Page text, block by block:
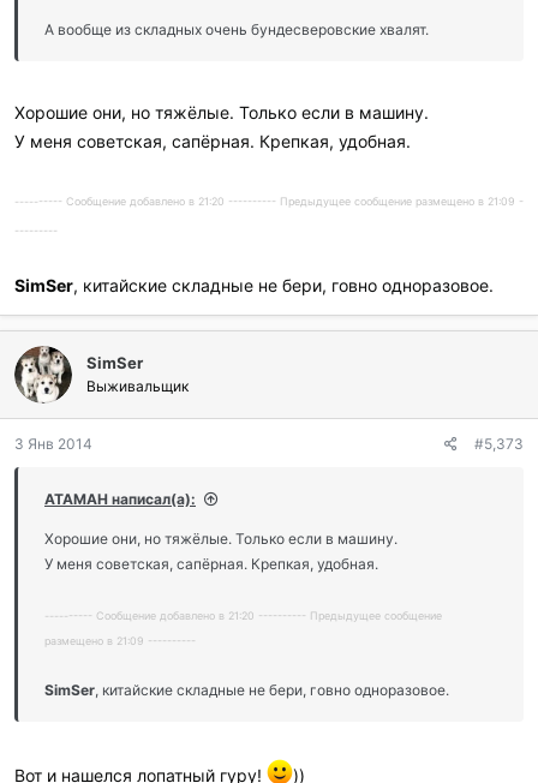
А вообще из складных очень бундесверовские хвалят.
Хорошие они, но тяжёлые. Только если в машину.
У меня советская, сапёрная. Крепкая, удобная.
---------- Сообщение добавлено в 21:20 ---------- Предыдущее сообщение размещено в 21:09 -
---------
SimSer, китайские складные не бери, говно одноразовое.
SimSer
Выживальщик
3 Янв 2014 #5,373
ATAMAH написал(а):
Хорошие они, но тяжёлые. Только если в машину.
У меня советская, сапёрная. Крепкая, удобная.
---------- Сообщение добавлено в 21:20 ---------- Предыдущее сообщение
размещено в 21:09 ----------
SimSer, китайские складные не бери, говно одноразовое.
Вот и нашелся лопатный гуру!
))